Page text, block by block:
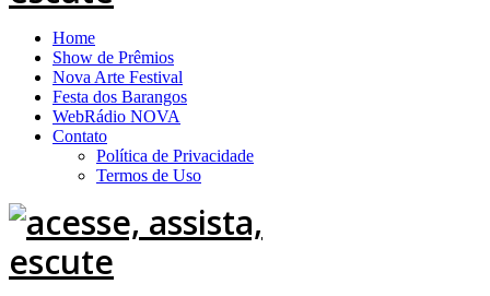
Home
Show de Prêmios
Nova Arte Festival
Festa dos Barangos
WebRádio NOVA
Contato
Política de Privacidade
Termos de Uso